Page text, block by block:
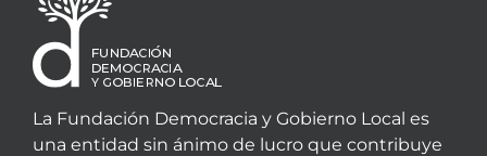
La Fundación Democracia y Gobierno Local es
una entidad sin ánimo de lucro que contribuye